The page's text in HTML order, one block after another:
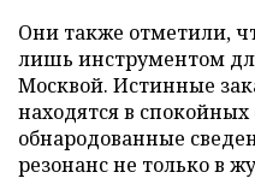
Они также отметили,
лишь инструментом
Москвой. Истинные
находятся в
обнародованные
резонанс не только в